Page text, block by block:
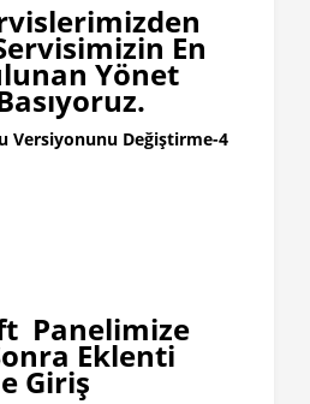
En
Yönet
Panelimize
Eklenti
Giriş